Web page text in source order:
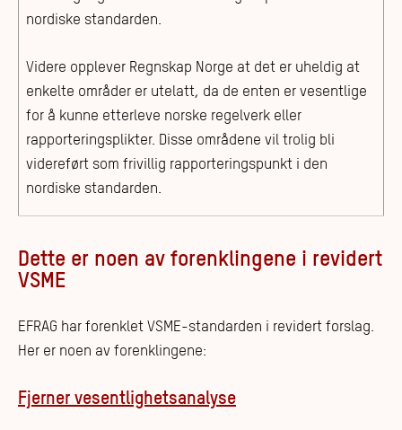
nordiske standarden.
Videre opplever Regnskap Norge at det er uheldig at
enkelte områder er utelatt, da de enten er vesentlige
for å kunne etterleve norske regelverk eller
rapporteringsplikter. Disse områdene vil trolig bli
videreført som frivillig rapporteringspunkt i den
nordiske standarden.
Dette er noen av forenklingene i revidert
VSME
EFRAG har forenklet VSME-standarden i revidert forslag.
Her er noen av forenklingene:
Fjerner vesentlighetsanalyse